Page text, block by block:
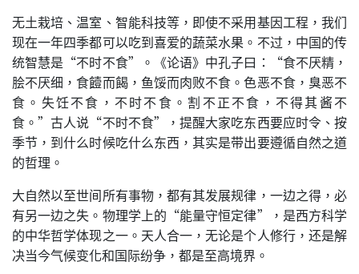
无土栽培、温室、智能科技等，即使不采用基因工程，我们
现在一年四季都可以吃到喜爱的蔬菜水果。不过，中国的传
统智慧是“不时不食”。《论语》中孔子曰：“食不厌精，
脍不厌细，食饐而餲，鱼馁而肉败不食。色恶不食，臭恶不
食。失饪不食，不时不食。割不正不食，不得其酱不
食。”古人说“不时不食”，提醒大家吃东西要应时令、按
季节，到什么时候吃什么东西，其实是带出要遵循自然之道
的哲理。
大自然以至世间所有事物，都有其发展规律，一边之得，必
有另一边之失。物理学上的“能量守恒定律”，是西方科学
的中华哲学体现之一。天人合一，无论是个人修行，还是解
决当今气候变化和国际纷争，都是至高境界。